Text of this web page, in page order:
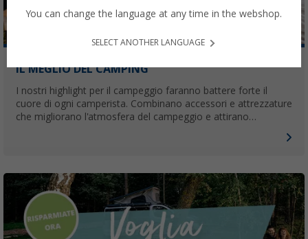
IL MEGLIO DEL CAMPING
I nostri highlight per il campeggio faranno battere forte il
cuore di ogni camperista. Combinano accessori e attrezzature
che migliorano l'atmosfera del campeggio e attirano
You can change the language at any time in the webshop.
SELECT ANOTHER LANGUAGE